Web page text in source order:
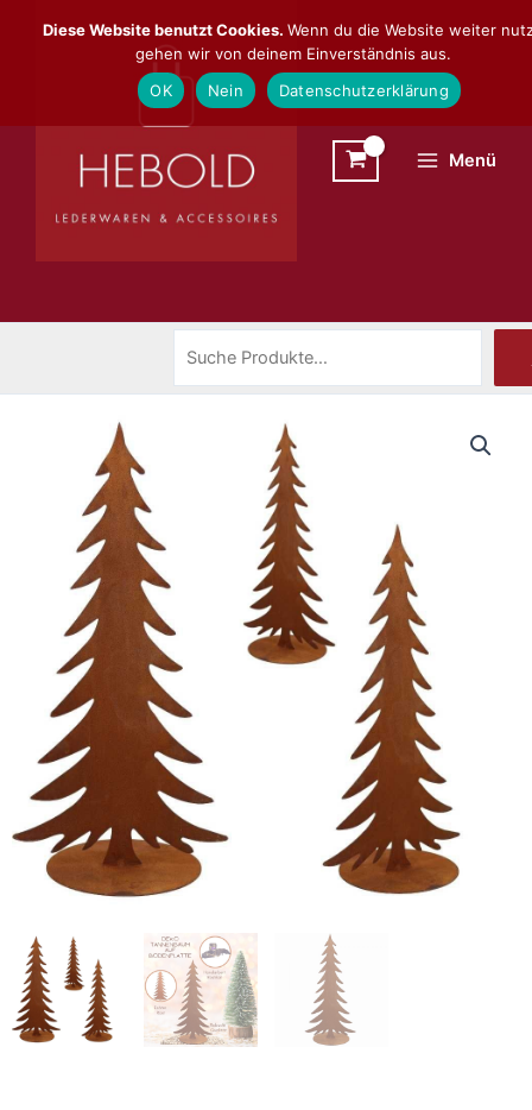
Inhalt
Menü
Diese Website benutzt Cookies. Wenn du die Website weiter
gehen wir von deinem Einverständnis aus.
OK
Nein Datenschutzerklärung